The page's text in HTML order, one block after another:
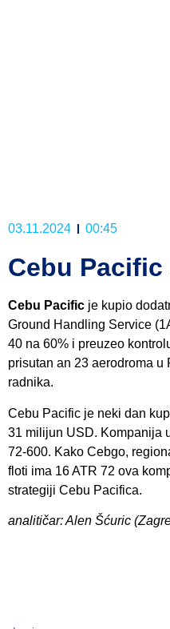
03.11.2024 00:45
Cebu
Cebu Pacific je kupio
Ground Handling Service
40 na 60% i preuzeo
prisutan an 23 aerodroma
radnika.
Cebu Pacific je neki dan
31 milijun USD. Kompanija
72-600. Kako Cebgo,
floti ima 16 ATR 72 ova
strategiji Cebu Pacifica.
analitičar: Alen Šćuric